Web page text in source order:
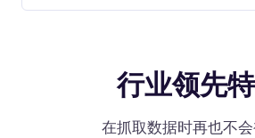
行业领先
在抓取数据时再也不